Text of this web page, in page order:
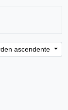
ascendente